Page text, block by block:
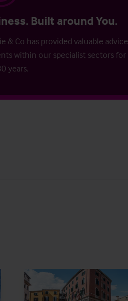
Built around You.
& Co has provided valuable advice
within our specialist sectors for
years.